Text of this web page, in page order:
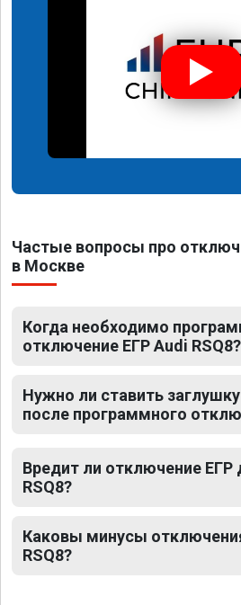
Частые вопросы про
в Москве
Когда необходимо
отключение ЕГР Audi RSQ8?
Нужно ли ставить заглушку
после программного
Вредит ли отключение ЕГР
RSQ8?
Каковы минусы
RSQ8?